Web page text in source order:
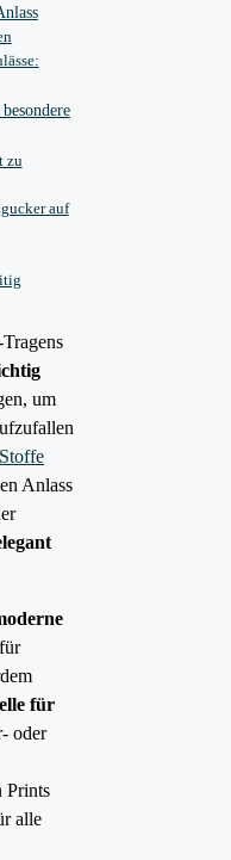
zu
auf
um
Anlass
für
für
oder
Prints
alle